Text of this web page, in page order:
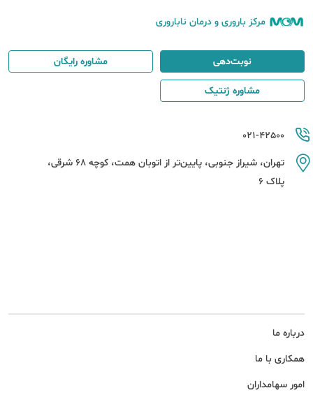
مرکز باروری و درمان ناباروری
درباره ما
همکاری با ما
امور سهامداران
021-42500
تهران، شیراز جنوبی، پایین‌تر از اتوبان همت، کوچه 68 شرقی،
پلاک 6
نوبت‌دهی مشاوره رایگان
مشاوره ژنتیک